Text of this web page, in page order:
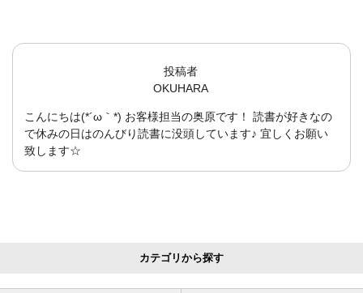
投稿者
OKUHARA
こんにちは(*´ω｀*) お客様担当の奥原です！ 読書が好きなの
で休みの日はのんびり読書に没頭しています♪ 宜しくお願い
致します☆
カテゴリから探す